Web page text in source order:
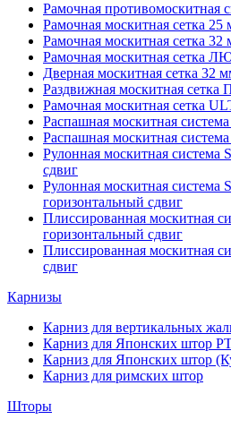
Рамочная противомоскитная
Рамочная москитная сетка 25
Рамочная москитная сетка 32
Рамочная москитная сетка
Дверная москитная сетка 32
Раздвижная москитная
Рамочная москитная сетка
Распашная москитная
Распашная москитная
Рулонная москитная система
сдвиг
Рулонная москитная система
горизонтальный сдвиг
Плиссированная москитная
горизонтальный сдвиг
Плиссированная москитная
сдвиг
Карнизы
Карниз для вертикальных
Карниз для Японских штор
Карниз для Японских штор
Карниз для римских штор
Шторы